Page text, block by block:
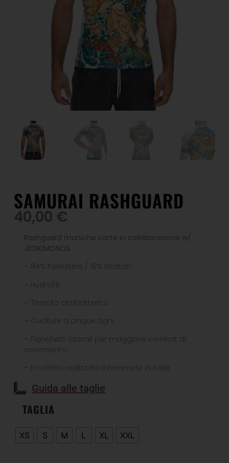
SAMURAI RASHGUARD
40,00 €
Rashguard maniche corte in collaborazione w/
JEDIKIMONOS
– 84% Poliestere / 16% Elastan
– HydroFit
– Tessuto antibatterico
– Cuciture a cinque aghi
– Fianchetti laterali per maggiore comfort di
movimento
– Prodotto realizzato interamete in Italia
Guida alle taglie
TAGLIA
XS S M L XL XXL